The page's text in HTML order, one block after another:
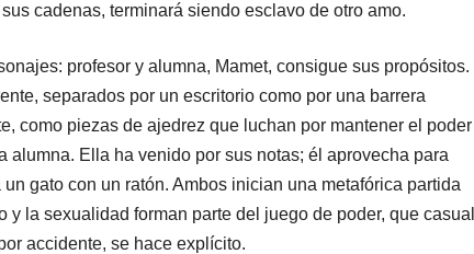
cadenas, terminará siendo esclavo de otro amo.
profesor y alumna, Mamet, consigue sus propósitos.
separados por un escritorio como por una barrera
como piezas de ajedrez que luchan por mantener el poder
alumna. Ella ha venido por sus notas; él aprovecha para
gato con un ratón. Ambos inician una metafórica partida
y la sexualidad forman parte del juego de poder, que casual
accidente, se hace explícito.